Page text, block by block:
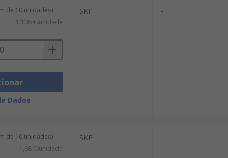
de 10 unidades)
1,106 €/unidade
Dados
SKF -
de 10 unidades)
1,68 €/unidade
SKF -